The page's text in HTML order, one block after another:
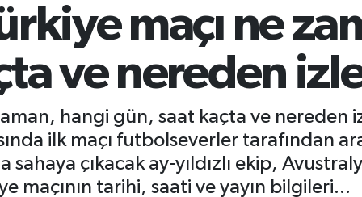
maçı ne
ve nereden
hangi gün, saat kaçta ve nereden
ilk maçı futbolseverler tarafından
sahaya çıkacak ay-yıldızlı ekip,
maçının tarihi, saati ve yayın bilgileri...